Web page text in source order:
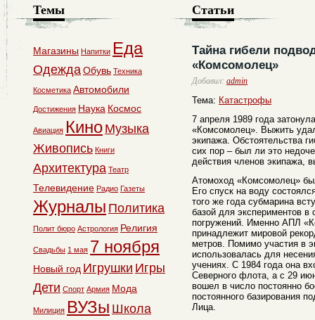
Статьи
Тайна гибели
«Комсомолец»
Добавил: admin
Тема: Катастрофы
7 апреля 1989 года
«Комсомолец». Выжить
экипажа. Обстоятельства
сих пор – был ли это
действия членов экипажа,
Атомоход «Комсомолец»
Его спуск на воду
того же года субмарина
базой для экспериментов в
погружений. Именно АПЛ
принадлежит мировой
метров. Помимо участия в
использовалась для
учениях. С 1984 года она
Северного флота, а с 29
вошел в число постоянно
постоянного базирования
Лица.
Темы
Магазины Напитки Еда
ОдеждаОбувь Техника
Косметика Автомобили
Достижения Наука Космос
Авиация Кино Музыка
Живопись Книги
Архитектура Театр
Телевидение Радио Газеты
Журналы Политика
Полит бюро Астрология Религия
Свадьбы 1 мая 7 ноября
Новый год Игрушки Игры
Дети Спорт Армия Мода
Милиция ВУЗы Школа